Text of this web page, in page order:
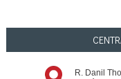
R. Danil